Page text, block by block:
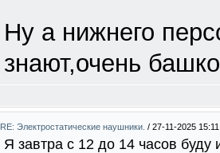
Ну а нижнего
знают,очень
RE: Электростатические наушники. / 27-11-2025 15:11
Я завтра с 12 до 14 часов